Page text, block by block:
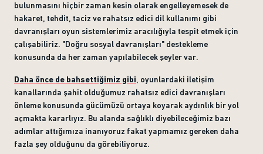
bulunmasını hiçbir zaman kesin olarak engelleyemesek de
hakaret, tehdit, taciz ve rahatsız edici dil kullanımı gibi
davranışları oyun sistemlerimiz aracılığıyla tespit etmek için
çalışabiliriz. "Doğru sosyal davranışları" destekleme
konusunda da her zaman yapılabilecek şeyler var.
Daha önce de bahsettiğimiz gibi , oyunlardaki iletişim
kanallarında şahit olduğumuz rahatsız edici davranışları
önleme konusunda gücümüzü ortaya koyarak aydınlık bir yol
açmakta kararlıyız. Bu alanda sağlıklı diyebileceğimiz bazı
adımlar attığımıza inanıyoruz fakat yapmamız gereken daha
fazla şey olduğunu da görebiliyoruz.